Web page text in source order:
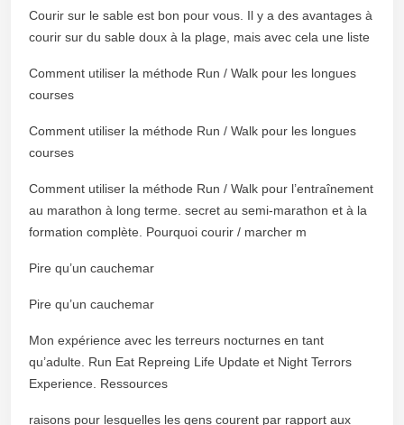
Courir sur le sable est bon pour vous. Il y a des avantages à
courir sur du sable doux à la plage, mais avec cela une liste
Comment utiliser la méthode Run / Walk pour les longues
courses
Comment utiliser la méthode Run / Walk pour les longues
courses
Comment utiliser la méthode Run / Walk pour l’entraînement
au marathon à long terme. secret au semi-marathon et à la
formation complète. Pourquoi courir / marcher m
Pire qu’un cauchemar
Pire qu’un cauchemar
Mon expérience avec les terreurs nocturnes en tant
qu’adulte. Run Eat Repreing Life Update et Night Terrors
Experience. Ressources
raisons pour lesquelles les gens courent par rapport aux